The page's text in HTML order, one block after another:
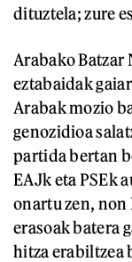
dituztela; zure
Arabako Batzar
eztabaidak
Arabak mozio
genozidioa
partida bertan
EAJk eta PSEk
onartu zen, non
erasoak batera
hitza erabiltzea